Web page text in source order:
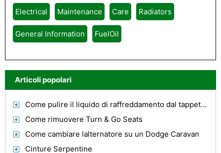
Electrical Maintenance Care Radiators
General Information FuelOil
Articoli popolari
Come pulire il liquido di raffreddamento dal tappeto automatico
Come rimuovere Turn & Go Seats
Come cambiare lalternatore su un Dodge Caravan
Cinture Serpentine